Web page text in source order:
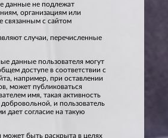
данные не подлежат
организациям или
связанным с сайтом
случаи, перечисленные
данные пользователя могут
доступе в соответствии с
например, при оставлении
может публиковаться
имя, такая активность
добровольной, и пользователь
дает согласие на такую
быть раскрыта в целях